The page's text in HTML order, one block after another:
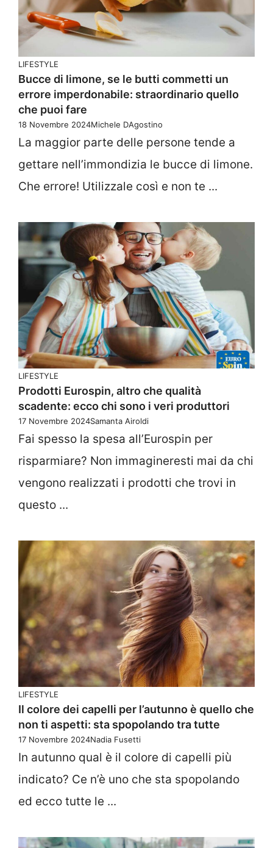
LIFESTYLE
Bucce di limone, se le butti commetti un
errore imperdonabile: straordinario quello
che puoi fare
18 Novembre 2024Michele DAgostino
La maggior parte delle persone tende a
gettare nell’immondizia le bucce di limone.
Che errore! Utilizzale così e non te ...
LIFESTYLE
Prodotti Eurospin, altro che qualità
scadente: ecco chi sono i veri produttori
17 Novembre 2024Samanta Airoldi
Fai spesso la spesa all’Eurospin per
risparmiare? Non immagineresti mai da chi
vengono realizzati i prodotti che trovi in
questo ...
LIFESTYLE
Il colore dei capelli per l’autunno è quello che
non ti aspetti: sta spopolando tra tutte
17 Novembre 2024Nadia Fusetti
In autunno qual è il colore di capelli più
indicato? Ce n’è uno che sta spopolando
ed ecco tutte le ...